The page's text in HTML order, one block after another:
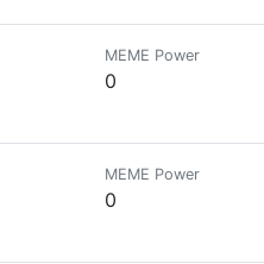
MEME Power
0
MEME Power
0